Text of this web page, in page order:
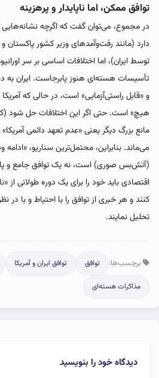
توافق ممکن، اما ناپایدار و پرهزینه
در مجموع، می‌توان گفت که اگرچه
دارد (مانند رفت‌وآمدهای وزیر کشور پاکستان
توسط ایران)، اما اختلافات اساسی بر سر
تأسیسات هسته‌ای هنوز پابرجاست. ایران به
و «قابل راستی‌آزمایی» است، در حالی که
هیچ» است. حتی اگر این اختلافات حل شود
مانع بزرگ دیگر یعنی «عدم تعهد دائمی
می‌ماند. بنابراین، محتمل‌ترین سناریو،
(آتش‌بس صوری) است، نه یک توافق جامع و
اقتصادی باید خود را برای یک دوره طولانی از
کنند و هر خبری از توافق را با احتیاط و با در
تحلیل نمایند.
برچسب‌ها: توافق توافق ایران و آمریکا
مذاکرات هسته‌ای
دیدگاه خود را بنویسید